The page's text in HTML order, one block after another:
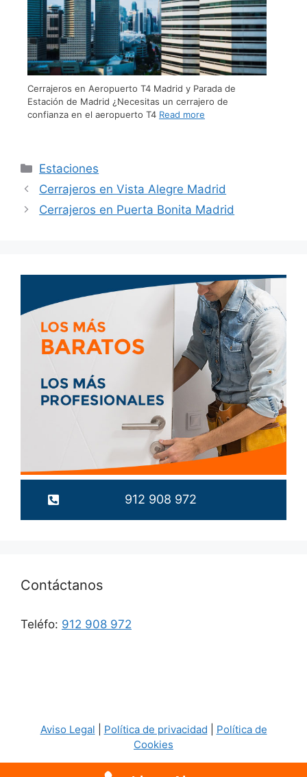
Cerrajeros en Aeropuerto T4 Madrid y Parada de
Estación de Madrid ¿Necesitas un cerrajero de
confianza en el aeropuerto T4 Read more
Estaciones
Cerrajeros en Vista Alegre Madrid
Cerrajeros en Puerta Bonita Madrid
912 908 972
Contáctanos
Teléfo: 912 908 972
Aviso Legal Política de privacidad
Política de
Cookies